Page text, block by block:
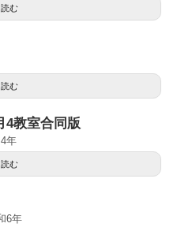
む
む
教室合同版
年
む
6年